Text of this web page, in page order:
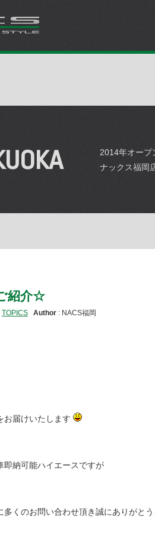
2014年オープ
ナックス福岡
紹介☆
TOPICS Author : NACS福岡
お届けいたします
即納可能ハイエースですが
くのお問い合わせ頂き誠にありがとう